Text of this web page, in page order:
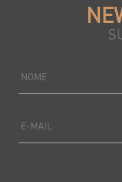
NOME
E-MAIL